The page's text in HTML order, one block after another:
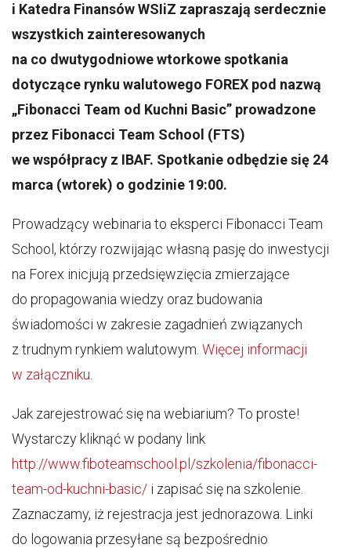
i Katedra Finansów WSIiZ zapraszają serdecznie
wszystkich zainteresowanych
na co dwutygodniowe wtorkowe spotkania
dotyczące rynku walutowego FOREX pod nazwą
„Fibonacci Team od Kuchni Basic” prowadzone
przez Fibonacci Team School (FTS)
we współpracy z IBAF. Spotkanie odbędzie się 24
marca (wtorek) o godzinie 19:00.
Prowadzący webinaria to eksperci Fibonacci Team
School, którzy rozwijając własną pasję do inwestycji
na Forex inicjują przedsięwzięcia zmierzające
do propagowania wiedzy oraz budowania
świadomości w zakresie zagadnień związanych
z trudnym rynkiem walutowym. Więcej informacji
w załączniku
Jak zarejestrować się na webiarium? To proste!
Wystarczy kliknąć w podany link
http://www.fiboteamschool.pl/szkolenia/fibonacci-
team-od-kuchni-basic/ i zapisać się na szkolenie.
Zaznaczamy, iż rejestracja jest jednorazowa. Linki
do logowania przesyłane są bezpośrednio